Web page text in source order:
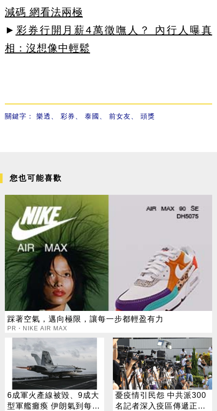
減碼 網看法兩極
► 彩券行開月薪4萬徵嘸人？ 內行人曝真
相：沒想像中輕鬆
關鍵字： 樂透 彩券 泰國 前女友 頭獎
您也可能喜歡
踩著空氣，邁向極限，讓每一步都輕盈有力
PR・NIKE AIR MAX
6成軍火產線被毀、9成大
型軍艦癱瘓 伊朗氣到每天
憂疫情引民怨 中共派300
名記者深入疫區傳遞正能